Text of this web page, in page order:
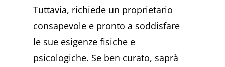
Tuttavia, richiede un proprietario
consapevole e pronto a soddisfare
le sue esigenze fisiche e
psicologiche. Se ben curato, saprà